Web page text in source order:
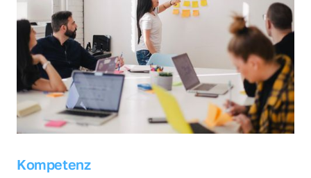
Kompetenz